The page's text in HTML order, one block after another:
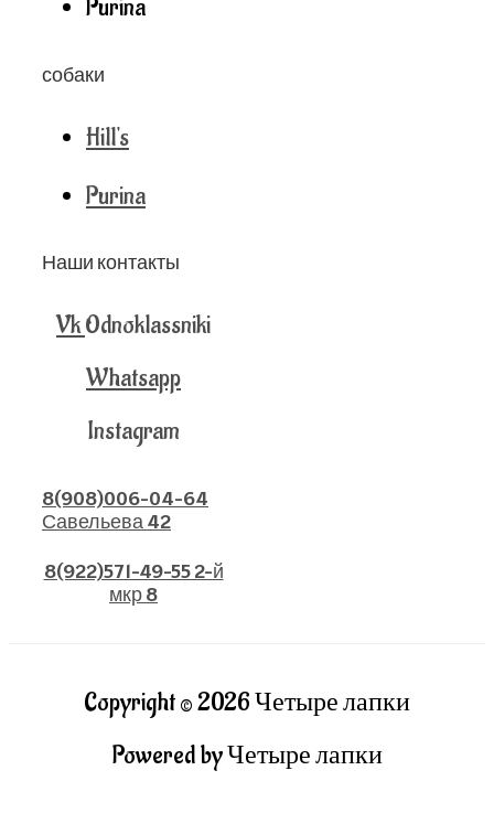
Purina
собаки
Hill's
Purina
Наши контакты
VkOdnoklassniki
Whatsapp
Instagram
8(908)006-04-64
Савельева 42
8(922)571-49-55 2-й
мкр 8
Copyright © 2026 Четыре лапки
Powered by Четыре лапки